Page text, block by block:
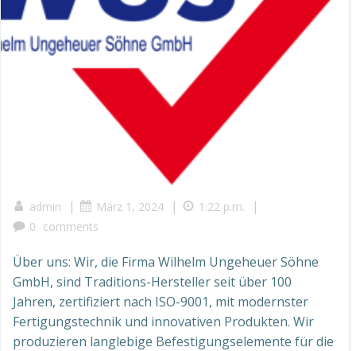
admin | März 1, 2024 | 1:22 p.m. |
0 comments
Über uns: Wir, die Firma Wilhelm Ungeheuer Söhne
GmbH, sind Traditions-Hersteller seit über 100
Jahren, zertifiziert nach ISO-9001, mit modernster
Fertigungstechnik und innovativen Produkten. Wir
produzieren langlebige Befestigungselemente für die